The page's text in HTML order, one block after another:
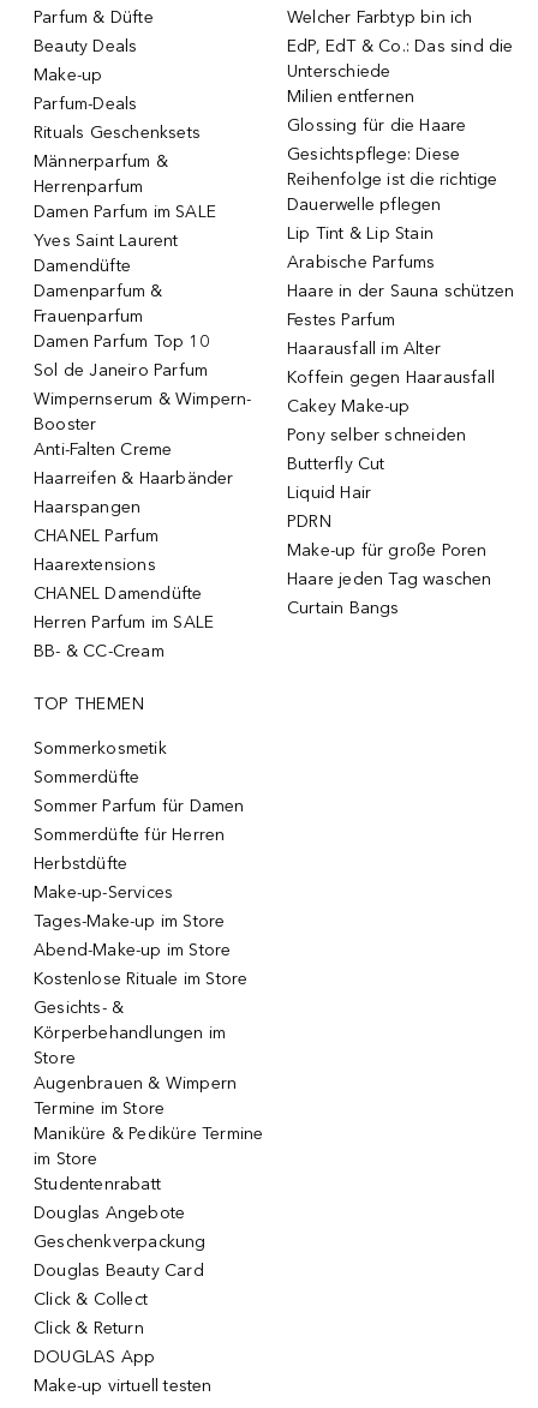
Parfum & Düfte
Beauty Deals
Make-up
Parfum-Deals
Rituals Geschenksets
Männerparfum &
Herrenparfum
Damen Parfum im SALE
Yves Saint Laurent
Damendüfte
Damenparfum &
Frauenparfum
Damen Parfum Top 10
Sol de Janeiro Parfum
Wimpernserum & Wimpern-
Booster
Anti-Falten Creme
Haarreifen & Haarbänder
Haarspangen
CHANEL Parfum
Haarextensions
CHANEL Damendüfte
Herren Parfum im SALE
BB- & CC-Cream
Welcher Farbtyp bin ich
EdP, EdT & Co.: Das sind die
Unterschiede
Milien entfernen
Glossing für die Haare
Gesichtspflege: Diese
Reihenfolge ist die richtige
Dauerwelle pflegen
Lip Tint & Lip Stain
Arabische Parfums
Haare in der Sauna schützen
Festes Parfum
Haarausfall im Alter
Koffein gegen Haarausfall
Cakey Make-up
Pony selber schneiden
Butterfly Cut
Liquid Hair
PDRN
Make-up für große Poren
Haare jeden Tag waschen
Curtain Bangs
TOP THEMEN
Sommerkosmetik
Sommerdüfte
Sommer Parfum für Damen
Sommerdüfte für Herren
Herbstdüfte
Make-up-Services
Tages-Make-up im Store
Abend-Make-up im Store
Kostenlose Rituale im Store
Gesichts- &
Körperbehandlungen im
Store
Augenbrauen & Wimpern
Termine im Store
Maniküre & Pediküre Termine
im Store
Studentenrabatt
Douglas Angebote
Geschenkverpackung
Douglas Beauty Card
Click & Collect
Click & Return
DOUGLAS App
Make-up virtuell testen